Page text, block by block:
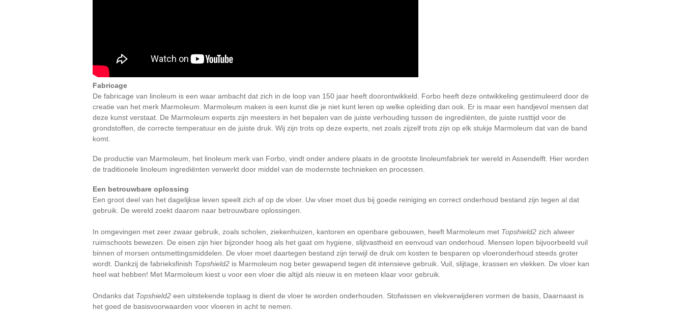
Fabricage
De fabricage van linoleum is een waar ambacht dat zich in de loop van 150 jaar heeft doorontwikkeld. Forbo heeft deze ontwikkeling gestimuleerd door de
creatie van het merk Marmoleum. Marmoleum maken is een kunst die je niet kunt leren op welke opleiding dan ook. Er is maar een handjevol mensen dat
deze kunst verstaat. De Marmoleum experts zijn meesters in het bepalen van de juiste verhouding tussen de ingrediënten, de juiste rusttijd voor de
grondstoffen, de correcte temperatuur en de juiste druk. Wij zijn trots op deze experts, net zoals zijzelf trots zijn op elk stukje Marmoleum dat van de band
komt.
De productie van Marmoleum, het linoleum merk van Forbo, vindt onder andere plaats in de grootste linoleumfabriek ter wereld in Assendelft. Hier worden
de traditionele linoleum ingrediënten verwerkt door middel van de modernste technieken en processen.
Een betrouwbare oplossing
Een groot deel van het dagelijkse leven speelt zich af op de vloer. Uw vloer moet dus bij goede reiniging en correct onderhoud bestand zijn tegen al dat
gebruik. De wereld zoekt daarom naar betrouwbare oplossingen.
In omgevingen met zeer zwaar gebruik, zoals scholen, ziekenhuizen, kantoren en openbare gebouwen, heeft Marmoleum met Topshield2 zich alweer
ruimschoots bewezen. De eisen zijn hier bijzonder hoog als het gaat om hygiene, slijtvastheid en eenvoud van onderhoud. Mensen lopen bijvoorbeeld vuil
binnen of morsen ontsmettingsmiddelen. De vloer moet daartegen bestand zijn terwijl de druk om kosten te besparen op vloeronderhoud steeds groter
wordt. Dankzij de fabrieksfinish Topshield2 is Marmoleum nog beter gewapend tegen dit intensieve gebruik. Vuil, slijtage, krassen en vlekken. De vloer kan
heel wat hebben! Met Marmoleum kiest u voor een vloer die altijd als nieuw is en meteen klaar voor gebruik.
Ondanks dat Topshield2 een uitstekende toplaag is dient de vloer te worden onderhouden. Stofwissen en vlekverwijderen vormen de basis, Daarnaast is
het goed de basisvoorwaarden voor vloeren in acht te nemen.